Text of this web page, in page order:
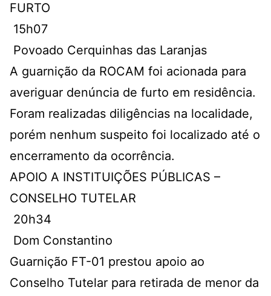
FURTO
15h07
Povoado Cerquinhas das Laranjas
A guarnição da ROCAM foi acionada para
averiguar denúncia de furto em residência.
Foram realizadas diligências na localidade,
porém nenhum suspeito foi localizado até o
encerramento da ocorrência.
APOIO A INSTITUIÇÕES PÚBLICAS –
CONSELHO TUTELAR
20h34
Dom Constantino
Guarnição FT-01 prestou apoio ao
Conselho Tutelar para retirada de menor da